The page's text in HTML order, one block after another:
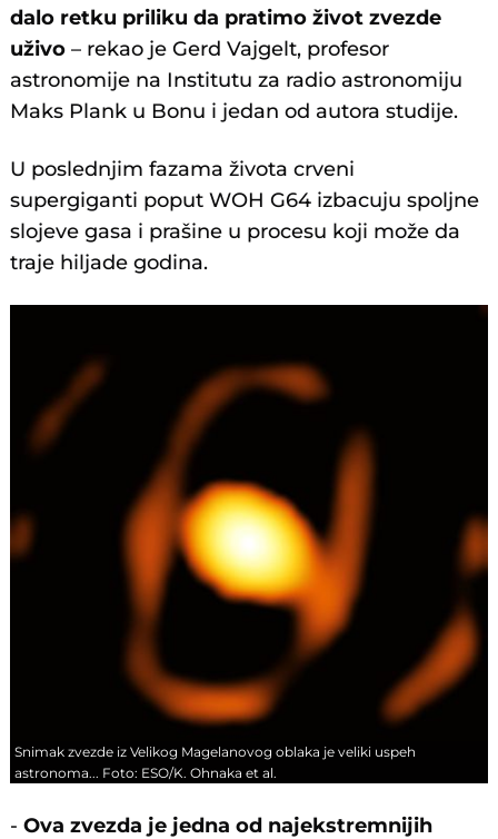
dalo retku priliku da pratimo život zvezde
uživo – rekao je Gerd Vajgelt, profesor
astronomije na Institutu za radio astronomiju
Maks Plank u Bonu i jedan od autora studije.
U poslednjim fazama života crveni
supergiganti poput WOH G64 izbacuju spoljne
slojeve gasa i prašine u procesu koji može da
traje hiljade godina.
Snimak zvezde iz Velikog Magelanovog oblaka je veliki uspeh
astronoma... Foto: ESO/K. Ohnaka et al.
-Ova zvezda je jedna od najekstremnijih